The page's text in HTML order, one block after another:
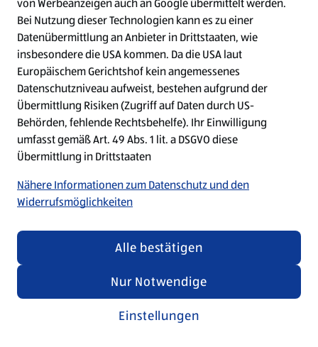
Something went wrong. Please try refreshing
the app
Refresh
Bei Nutzung dieser Technologien kann es zu einer
Datenübermittlung an Anbieter in Drittstaaten, wie
insbesondere die USA kommen. Da die USA laut
Europäischem Gerichtshof kein angemessenes
Datenschutzniveau aufweist, bestehen aufgrund der
Übermittlung Risiken (Zugriff auf Daten durch US-
Behörden, fehlende Rechtsbehelfe). Ihr Einwilligung
umfasst gemäß Art. 49 Abs. 1 lit. a DSGVO diese
Übermittlung in Drittstaaten
Nähere Informationen zum Datenschutz und den
Widerrufsmöglichkeiten
Einstellungen
Nur Notwendige
Alle bestätigen